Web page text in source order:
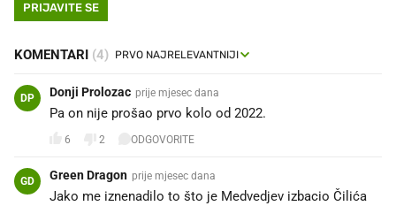
PRIJAVITE SE
KOMENTARI (4)
DP Donji Prolozac prije mjesec dana
Pa on nije prošao prvo kolo od 2022.
6 2 ODGOVORITE
GD Green Dragon prije mjesec dana
Jako me iznenadilo to što je Medvedjev izbacio Čilića